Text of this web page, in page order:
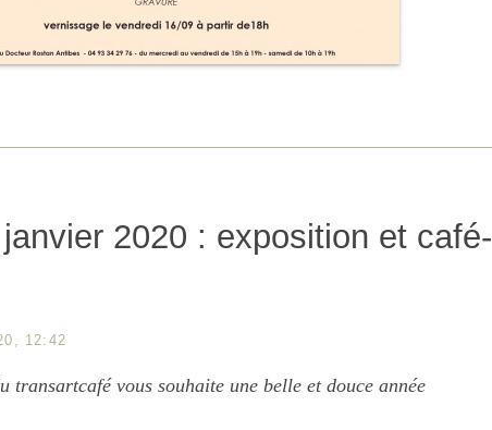
2020 : exposition et café-
12:42
transartcafé vous souhaite une belle et douce année